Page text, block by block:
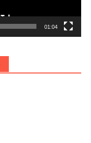
01:04